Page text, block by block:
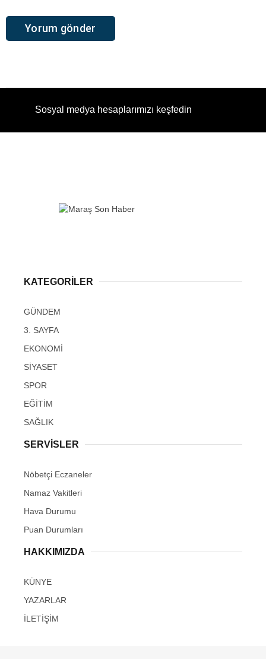
Sosyal medya hesaplarımızı keşfedin
KATEGORİLER
GÜNDEM
3. SAYFA
EKONOMİ
SİYASET
SPOR
EĞİTİM
SAĞLIK
SERVİSLER
Nöbetçi Eczaneler
Namaz Vakitleri
Hava Durumu
Puan Durumları
HAKKIMIZDA
KÜNYE
YAZARLAR
İLETİŞİM